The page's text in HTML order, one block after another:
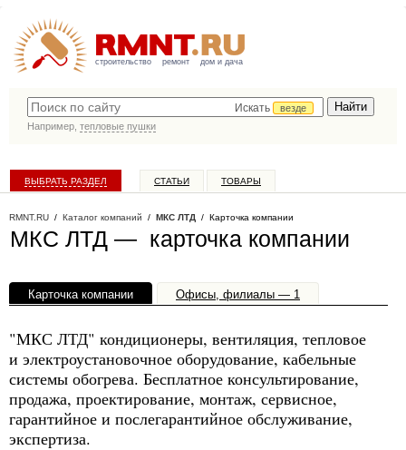
строительство ремонт дом и дача
Искать
везде
Например, тепловые пушки
ВЫБРАТЬ РАЗДЕЛ СТАТЬИ ТОВАРЫ
RMNT.RU / Каталог компаний / МКС ЛТД / Карточка компании
МКС ЛТД — карточка компании
Карточка компании Офисы, филиалы — 1
"МКС ЛТД" кондиционеры, вентиляция, тепловое
и электроустановочное оборудование, кабельные
системы обогрева. Бесплатное консультирование,
продажа, проектирование, монтаж, сервисное,
гарантийное и послегарантийное обслуживание,
экспертиза.